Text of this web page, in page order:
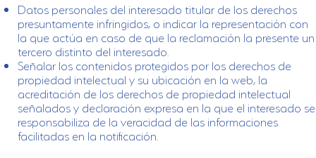
Datos personales del interesado titular de los derechos
presuntamente infringidos, o indicar la representación con
la que actúa en caso de que la reclamación la presente un
tercero distinto del interesado.
Señalar los contenidos protegidos por los derechos de
propiedad intelectual y su ubicación en la web, la
acreditación de los derechos de propiedad intelectual
señalados y declaración expresa en la que el interesado se
responsabiliza de la veracidad de las informaciones
facilitadas en la notificación.